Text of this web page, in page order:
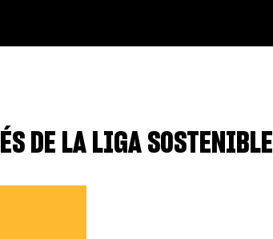
DE LA LIGA SOSTENIBLE